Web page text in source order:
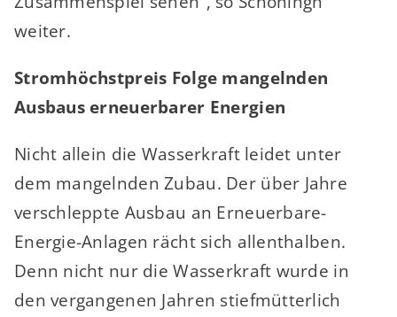
weiter.
Stromhöchstpreis Folge mangelnden
Ausbaus erneuerbarer Energien
Nicht allein die Wasserkraft leidet unter
dem mangelnden Zubau. Der über Jahre
verschleppte Ausbau an Erneuerbare-
Energie-Anlagen rächt sich allenthalben.
Denn nicht nur die Wasserkraft wurde in
den vergangenen Jahren stiefmütterlich